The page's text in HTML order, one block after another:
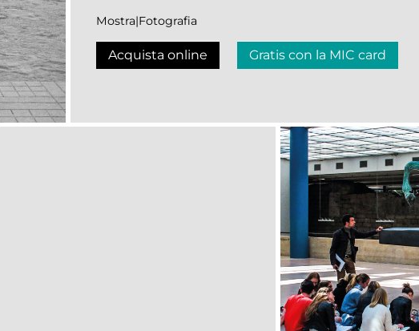
Mostra|Fotografia
Acquista online Gratis con la MIC card